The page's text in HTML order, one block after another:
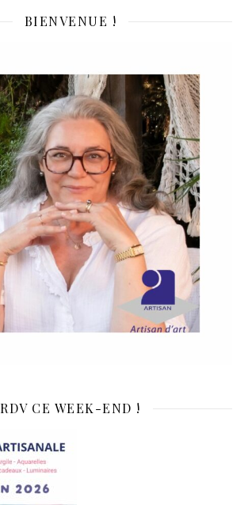
BIENVENUE !
RDV CE WEEK-END !